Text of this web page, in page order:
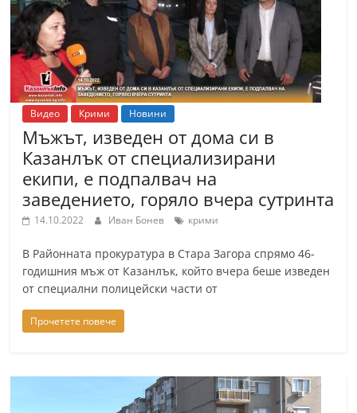
Видео Крими Новини
Мъжът, изведен от дома си в
Казанлък от специализирани
екипи, е подпалвач на
заведението, горяло вчера сутринта
14.10.2022 Иван Бонев крими
В Районната прокуратура в Стара Загора спрямо 46-
годишния мъж от Казанлък, който вчера беше изведен
от специални полицейски части от
Прочетете повече